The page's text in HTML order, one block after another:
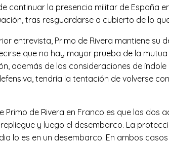
continuar la presencia militar de España
tras resguardarse a cubierto de lo
entrevista, Primo de Rivera mantiene
que no hay mayor prueba de la
además de las consideraciones de
tendría la tentación de volverse
de Rivera en Franco es que las
y luego el desembarco. La
lo es en un desembarco. En ambos